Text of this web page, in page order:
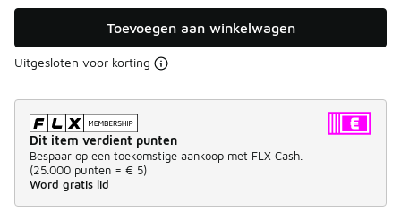
Toevoegen aan winkelwagen
Uitgesloten voor korting
Dit item verdient punten
Bespaar op een toekomstige aankoop met FLX Cash.
(25.000 punten = € 5)
Word gratis lid